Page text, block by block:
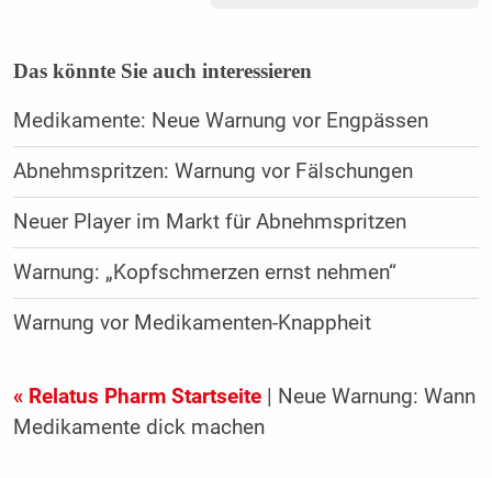
Das könnte Sie auch interessieren
Medikamente: Neue Warnung vor Engpässen
Abnehmspritzen: Warnung vor Fälschungen
Neuer Player im Markt für Abnehmspritzen
Warnung: „Kopfschmerzen ernst nehmen“
Warnung vor Medikamenten-Knappheit
« Relatus Pharm Startseite| Neue Warnung: Wann
Medikamente dick machen